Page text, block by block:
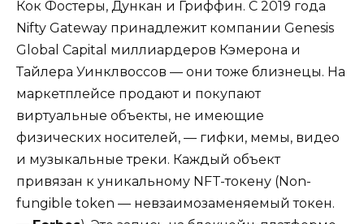
Кок Фостеры, Дункан и Гриффин. С 2019 года
Nifty Gateway принадлежит компании Genesis
Global Capital миллиардеров Кэмерона и
Тайлера Уинклвоссов — они тоже близнецы. На
маркетплейсе продают и покупают
виртуальные объекты, не имеющие
физических носителей, — гифки, мемы, видео
и музыкальные треки. Каждый объект
привязан к уникальному NFT-токену (Non-
fungible token — невзаимозаменяемый токен.